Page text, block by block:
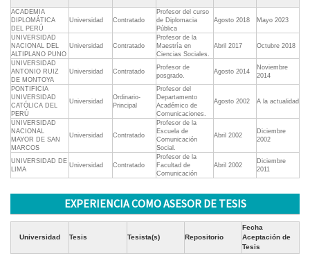
ACADEMIA
DIPLOMÁTICA
DEL PERÚ
Universidad Contratado
Profesor del curso
de Diplomacia
Pública
Agosto 2018 Mayo 2023
UNIVERSIDAD
NACIONAL DEL
ALTIPLANO PUNO
Universidad Contratado
Profesor de la
Maestría en
Ciencias Sociales.
Abril 2017 Octubre 2018
UNIVERSIDAD
ANTONIO RUIZ
DE MONTOYA
Universidad Contratado
Profesor de
posgrado.
Agosto 2014
Noviembre
2014
PONTIFICIA
UNIVERSIDAD
CATÓLICA DEL
PERÚ
Universidad
Ordinario-
Principal
Profesor del
Departamento
Académico de
Comunicaciones.
Agosto 2002 A la actualidad
UNIVERSIDAD
NACIONAL
MAYOR DE SAN
MARCOS
Universidad Contratado
Profesor de la
Escuela de
Comunicación
Social.
Abril 2002
Diciembre
2002
UNIVERSIDAD DE
LIMA
Universidad Contratado
Profesor de la
Facultad de
Comunicación
Abril 2002
Diciembre
2011
EXPERIENCIA COMO ASESOR DE TESIS
Universidad Tesis Tesista(s) Repositorio
Fecha
Aceptación de
Tesis